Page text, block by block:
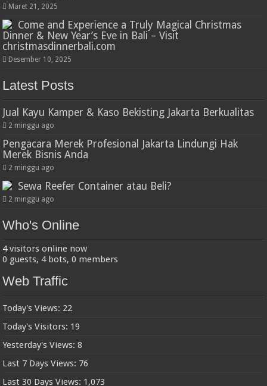
Maret 21, 2025
Come and Experience a Truly Magical Christmas
Dinner & New Year’s Eve in Bali – Visit
christmasdinnerbali.com
Desember 10, 2025
Latest Posts
Jual Kayu Kamper & Kaso Bekisting Jakarta Berkualitas
2 minggu ago
Pengacara Merek Profesional Jakarta Lindungi Hak
Merek Bisnis Anda
2 minggu ago
Sewa Reefer Container atau Beli?
2 minggu ago
Who's Online
4 visitors online now
0 guests, 4 bots, 0 members
Web Traffic
Today's Views: 22
Today's Visitors: 19
Yesterday's Views:8
Last 7 Days Views: 76
Last 30 Days Views: 1,073